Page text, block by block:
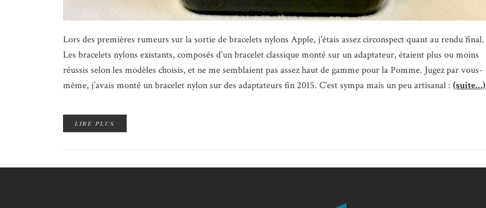
Lors des premières rumeurs sur la sortie de bracelets nylons Apple, j’étais assez circonspect quant au rendu final.
Les bracelets nylons existants, composés d’un bracelet classique monté sur un adaptateur, étaient plus ou moins
réussis selon les modèles choisis, et ne me semblaient pas assez haut de gamme pour la Pomme. Jugez par vous-
même, j’avais monté un bracelet nylon sur des adaptateurs fin 2015. C’est sympa mais un peu artisanal : (suite…)
LIRE PLUS